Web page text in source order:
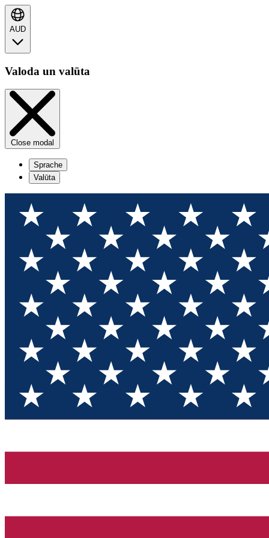
AUD
Valoda un valūta
Close modal
Sprache
Valūta